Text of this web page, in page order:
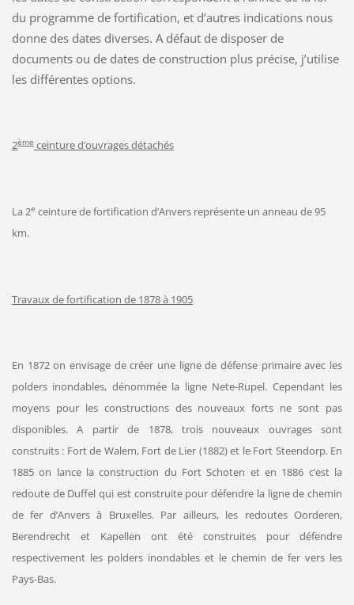
du programme de fortification, et d’autres indications nous
donne des dates diverses. A défaut de disposer de
documents ou de dates de construction plus précise, j’utilise
les différentes options.
2èmeceinture d’ouvrages détachés
La 2e ceinture de fortification d’Anvers représente un anneau de 95
km.
Travaux de fortification de 1878 à 1905
En 1872 on envisage de créer une ligne de défense primaire avec les
polders inondables, dénommée la ligne Nete-Rupel. Cependant les
moyens pour les constructions des nouveaux forts ne sont pas
disponibles. A partir de 1878, trois nouveaux ouvrages sont
construits : Fort de Walem, Fort de Lier (1882) et le Fort Steendorp. En
1885 on lance la construction du Fort Schoten et en 1886 c’est la
redoute de Duffel qui est construite pour défendre la ligne de chemin
de fer d’Anvers à Bruxelles. Par ailleurs, les redoutes Oorderen,
Berendrecht et Kapellen ont été construites pour défendre
respectivement les polders inondables et le chemin de fer vers les
Pays-Bas.